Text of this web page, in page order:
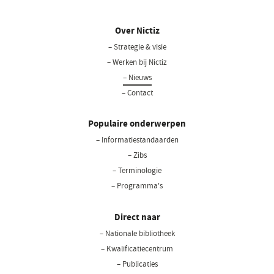
Over Nictiz
– Strategie & visie
– Werken bij Nictiz
– Nieuws
– Contact
Populaire onderwerpen
– Informatiestandaarden
– Zibs
– Terminologie
– Programma's
Direct naar
– Nationale bibliotheek(opent
– Kwalificatiecentrum
– Publicaties